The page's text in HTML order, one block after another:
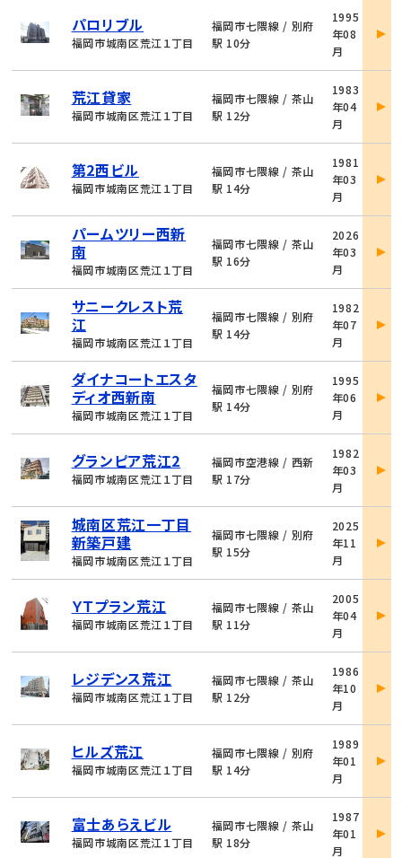
パロリブル
福岡市城南区荒江１丁目
福岡市七隈線 / 別府
駅 10分
1995
年08
月
詳
荒江貸家
福岡市城南区荒江１丁目
福岡市七隈線 / 茶山
駅 12分
1983
年04
月
詳
第2西ビル
福岡市城南区荒江１丁目
福岡市七隈線 / 茶山
駅 14分
1981
年03
月
詳
パームツリー西新
南
福岡市城南区荒江１丁目
福岡市七隈線 / 茶山
駅 16分
2026
年03
月
詳
サニークレスト荒
江
福岡市城南区荒江１丁目
福岡市七隈線 / 別府
駅 14分
1982
年07
月
詳
ダイナコートエスタ
ディオ西新南
福岡市城南区荒江１丁目
福岡市七隈線 / 別府
駅 14分
1995
年06
月
詳
グランピア荒江2
福岡市城南区荒江１丁目
福岡市空港線 / 西新
駅 17分
1982
年03
月
詳
城南区荒江一丁目
新築戸建
福岡市城南区荒江１丁目
福岡市七隈線 / 別府
駅 15分
2025
年11
月
詳
ＹＴプラン荒江
福岡市城南区荒江１丁目
福岡市七隈線 / 茶山
駅 11分
2005
年04
月
詳
レジデンス荒江
福岡市城南区荒江１丁目
福岡市七隈線 / 茶山
駅 12分
1986
年10
月
詳
ヒルズ荒江
福岡市城南区荒江１丁目
福岡市七隈線 / 別府
駅 14分
1989
年01
月
詳
富士あらえビル
福岡市城南区荒江１丁目
福岡市七隈線 / 茶山
駅 18分
1987
年01
月
詳